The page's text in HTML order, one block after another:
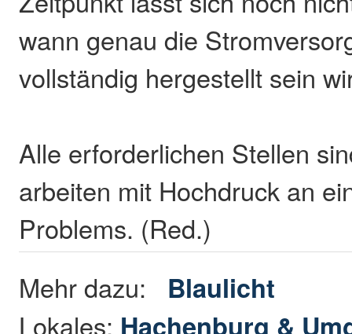
wann genau die
vollständig hergestellt sein
Alle erforderlichen Stellen
arbeiten mit Hochdruck an
Problems. (Red.)
Mehr dazu: Blaulicht
Lokales: Hachenburg &